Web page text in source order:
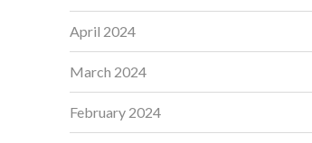
April 2024
March 2024
February 2024